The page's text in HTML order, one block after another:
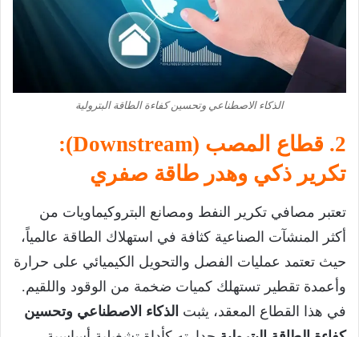
الذكاء الاصطناعي وتحسين كفاءة الطاقة البترولية
2. قطاع المصب (Downstream):
تكرير ذكي وهدر طاقة صفري
تعتبر مصافي تكرير النفط ومصانع البتروكيماويات من
أكثر المنشآت الصناعية كثافة في استهلاك الطاقة عالمياً،
حيث تعتمد عمليات الفصل والتحويل الكيميائي على حرارة
وأعمدة تقطير تستهلك كميات ضخمة من الوقود واللقيم.
في هذا القطاع المعقد، يثبت الذكاء الاصطناعي وتحسين